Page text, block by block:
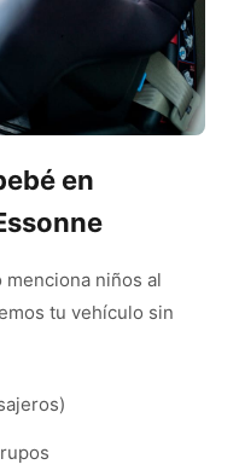
en
niños al
tu vehículo sin